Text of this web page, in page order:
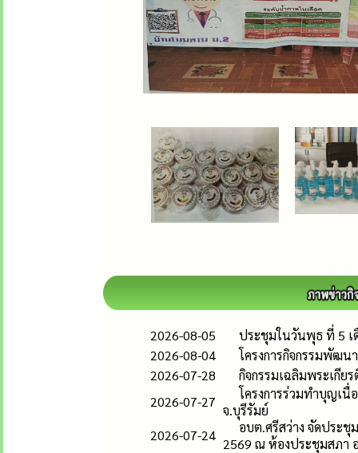
2026-08-05
ประชุมในวันพุธ ที่ 5
2026-08-04
โครงการกิจกรรมพัฒน
2026-07-28
กิจกรรมเฉลิมพระเกี
2026-07-27
โครงการร่วมทำบุญเ
จ.บุรีรัมย์
2026-07-24
อบต.ศรีสว่าง จัดประ
2569 ณ ห้องประชุมสภา